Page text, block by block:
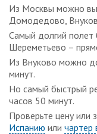
Из Москвы можно
Домодедово,
Самый долгий полет
Шереметьево –
Из Внуково можно
минут.
Но самый быстрый
часов 50 минут.
Проверьте цену или
Испанию или чартер